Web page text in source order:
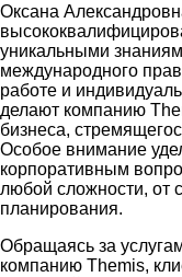
Оксана
уникальными
международного
работе и
делают компанию
бизнеса,
Особое внимание
корпоративным
любой сложности, от
планирования.
Обращаясь за
компанию Themis,